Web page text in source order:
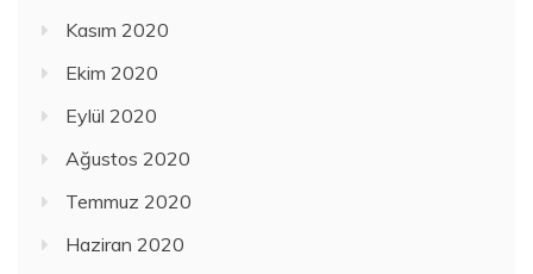
Kasım 2020
Ekim 2020
Eylül 2020
Ağustos 2020
Temmuz 2020
Haziran 2020